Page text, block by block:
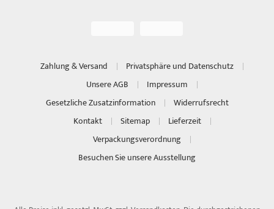
Zahlung & Versand
Privatsphäre und Datenschutz
Unsere AGB
Impressum
Gesetzliche Zusatzinformation
Widerrufsrecht
Kontakt
Sitemap
Lieferzeit
Verpackungsverordnung
Besuchen Sie unsere Ausstellung